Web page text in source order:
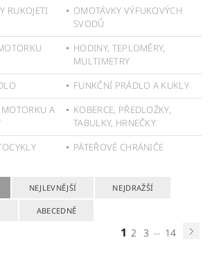
RUKOJETI
OMOTÁVKY VÝFUKOVÝCH
SVODŮ
HODINY, TEPLOMĚRY,
MULTIMETRY
FUNKČNÍ PRÁDLO A KUKLY
A
KOBERCE, PŘEDLOŽKY,
TABULKY, HRNEČKY
PÁTEŘOVÉ CHRÁNIČE
NEJLEVNĚJŠÍ NEJDRAŽŠÍ
ABECEDNĚ
1 2 3 ... 14